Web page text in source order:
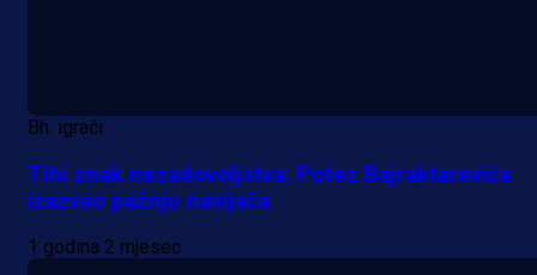
Bh. igrači
Tihi znak nezadovoljstva: Potez Bajraktarevića
izazvao pažnju navijača
1 godina 2 mjesec